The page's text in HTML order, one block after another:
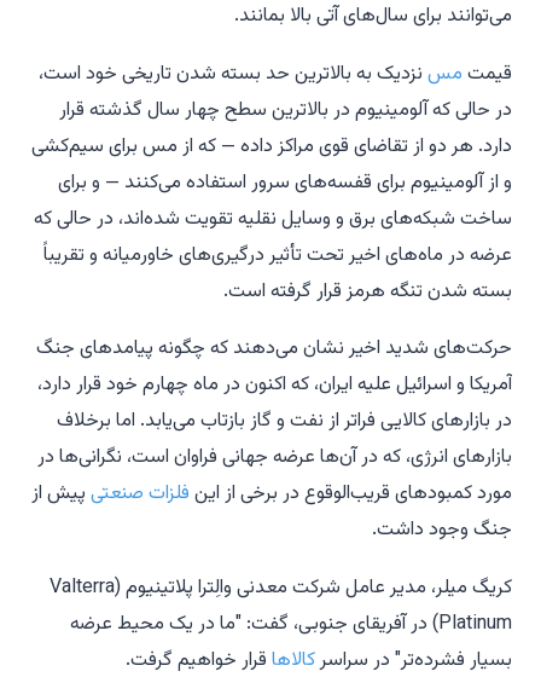
می‌توانند برای سال‌های آتی بالا بمانند.
قیمت مس نزدیک به بالاترین حد بسته شدن تاریخی خود است،
در حالی که آلومینیوم در بالاترین سطح چهار سال گذشته قرار
دارد. هر دو از تقاضای قوی مراکز داده — که از مس برای سیم‌کشی
و از آلومینیوم برای قفسه‌های سرور استفاده می‌کنند — و برای
ساخت شبکه‌های برق و وسایل نقلیه تقویت شده‌اند، در حالی که
عرضه در ماه‌های اخیر تحت تأثیر درگیری‌های خاورمیانه و تقریباً
بسته شدن تنگه هرمز قرار گرفته است.
حرکت‌های شدید اخیر نشان می‌دهند که چگونه پیامدهای جنگ
آمریکا و اسرائیل علیه ایران، که اکنون در ماه چهارم خود قرار دارد،
در بازارهای کالایی فراتر از نفت و گاز بازتاب می‌یابد. اما برخلاف
بازارهای انرژی، که در آن‌ها عرضه جهانی فراوان است، نگرانی‌ها در
مورد کمبودهای قریب‌الوقوع در برخی از این فلزات صنعتی پیش از
جنگ وجود داشت.
کریگ میلر، مدیر عامل شرکت معدنی والِترا پلاتینیوم (Valterra
Platinum) در آفریقای جنوبی، گفت: "ما در یک محیط عرضه
بسیار فشرده‌تر" در سراسرکالاها قرار خواهیم گرفت.